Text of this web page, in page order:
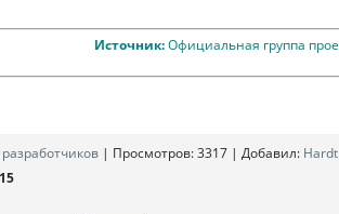
Источник:Официальная группа
| Просмотров: 3317 | Добавил:
15